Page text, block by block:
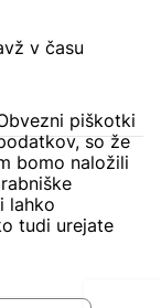
v času
piškotki
so že
bomo naložili
lahko
tudi urejate